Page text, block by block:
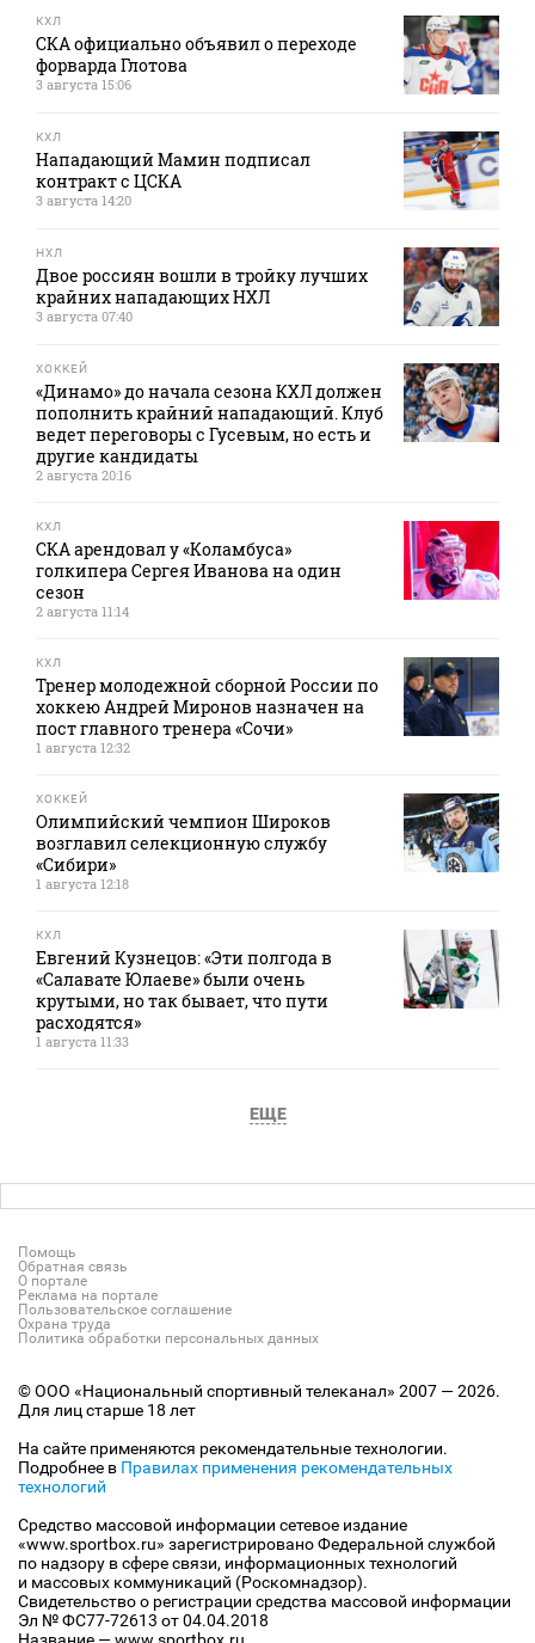
КХЛ
СКА официально объявил о переходе
форварда Глотова
3 августа 15:06
КХЛ
Нападающий Мамин подписал
контракт с ЦСКА
3 августа 14:20
НХЛ
Двое россиян вошли в тройку лучших
крайних нападающих НХЛ
3 августа 07:40
ХОККЕЙ
«Динамо» до начала сезона КХЛ должен
пополнить крайний нападающий. Клуб
ведет переговоры с Гусевым, но есть и
другие кандидаты
2 августа 20:16
КХЛ
СКА арендовал у «Коламбуса»
голкипера Сергея Иванова на один
сезон
2 августа 11:14
КХЛ
Тренер молодежной сборной России по
хоккею Андрей Миронов назначен на
пост главного тренера «Сочи»
1 августа 12:32
ХОККЕЙ
Олимпийский чемпион Широков
возглавил селекционную службу
«Сибири»
1 августа 12:18
КХЛ
Евгений Кузнецов: «Эти полгода в
«Салавате Юлаеве» были очень
крутыми, но так бывает, что пути
расходятся»
1 августа 11:33
ЕЩЕ
Помощь
Обратная связь
О портале
Реклама на портале
Пользовательское соглашение
Охрана труда
Политика обработки персональных данных
© ООО «Национальный спортивный телеканал» 2007 — 2026.
Для лиц старше 18 лет
На сайте применяются рекомендательные технологии.
Подробнее в Правилах применения рекомендательных
технологий
Средство массовой информации сетевое издание
«www.sportbox.ru» зарегистрировано Федеральной службой
по надзору в сфере связи, информационных технологий
и массовых коммуникаций (Роскомнадзор).
Свидетельство о регистрации средства массовой информации
Эл № ФС77-72613 от 04.04.2018
Название — www.sportbox.ru